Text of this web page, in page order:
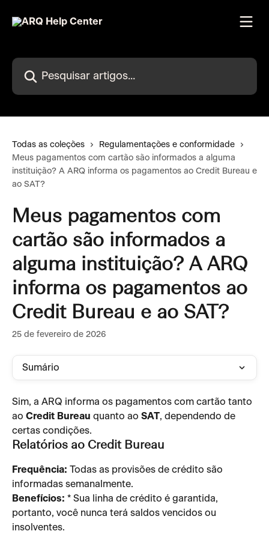
Pesquisar artigos...
Todas as coleções
Regulamentações e conformidade
Meus pagamentos com cartão são informados a alguma
instituição? A ARQ informa os pagamentos ao Credit Bureau e
ao SAT?
Meus pagamentos com
cartão são informados a
alguma instituição? A ARQ
informa os pagamentos ao
Credit Bureau e ao SAT?
25 de fevereiro de 2026
Sumário
Sim, a ARQ informa os pagamentos com cartão tanto
ao Credit Bureau quanto ao SAT, dependendo de
certas condições.
Relatórios ao Credit Bureau
Frequência: Todas as provisões de crédito são
informadas semanalmente.
Benefícios: * Sua linha de crédito é garantida,
portanto, você nunca terá saldos vencidos ou
insolventes.